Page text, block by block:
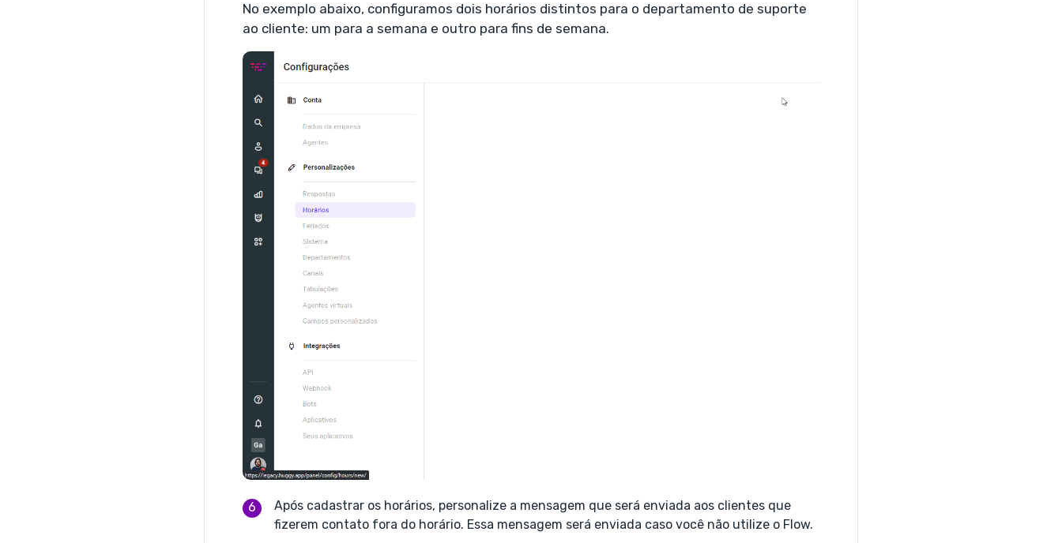
No exemplo abaixo, configuramos dois horários distintos para o departamento de suporte
ao cliente: um para a semana e outro para fins de semana.
Após cadastrar os horários, personalize a mensagem que será enviada aos clientes que
fizerem contato fora do horário. Essa mensagem será enviada caso você não utilize o Flow.